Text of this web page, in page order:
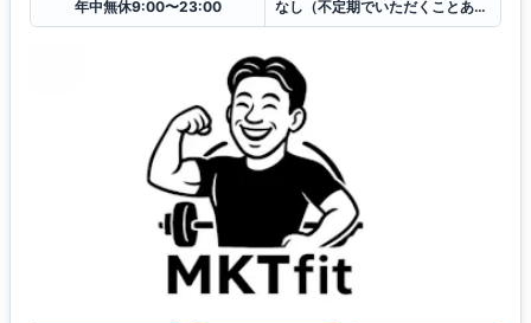
年中無休9:00〜23:00
なし（不定期でいただくことあります）